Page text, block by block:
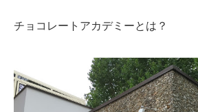
チョコレートアカデミーとは？